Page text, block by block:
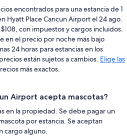
encontrados para una estancia de 1
Hyatt Place Cancun Airport el 24 ago.
con impuestos y cargos incluidos.
en el precio por noche más bajo
24 horas para estancias en los
están sujetos a cambios. Elige las
más exactos.
Airport acepta mascotas?
en la propiedad. Se debe pagar un
por estancia. Se aceptan
cargo alguno.